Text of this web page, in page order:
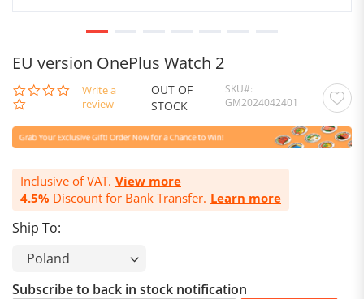
EU version OnePlus Watch 2
0.0
star
Write a
review
OUT OF
STOCK
SKU
GM2024042401
Inclusive of VAT. View more
4.5% Discount for Bank Transfer. Learn more
Ship To:
Subscribe to back in stock notification